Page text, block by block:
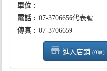
單位
電話
07-3706656代表號
傳真
07-3706659
store_mall_directory 進入店鋪 (0筆)